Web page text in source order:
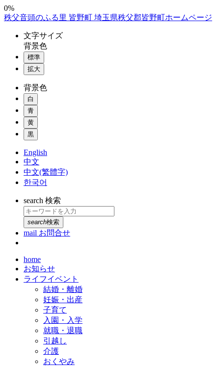
コ
ン
0%
秩父音頭のふる里 皆野町 埼玉県秩父郡皆野町ホームページ
文字サイズ
背景色
標準
拡大
背景色
白
青
黄
黒
English
中文
中文(繁體字)
한국어
search 検索
search検索
mail お問合せ
home
お知らせ
ライフイベント
結婚・離婚
妊娠・出産
子育て
入園・入学
就職・退職
引越し
介護
おくやみ